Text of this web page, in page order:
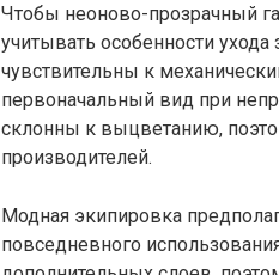
Чтобы неоново-прозрачный
учитывать особенности
чувствительны к
первоначальный вид при
склонны к выцветанию,
производителей.
Модная экипировка
повседневного